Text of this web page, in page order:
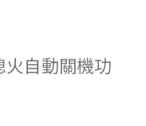
自動關機功